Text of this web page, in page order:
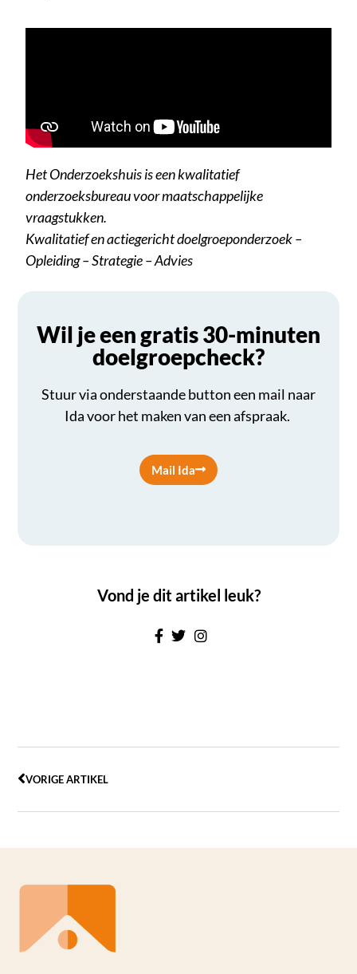
Het Onderzoekshuis is een kwalitatief
onderzoeksbureau voor maatschappelijke
vraagstukken.
Kwalitatief en actiegericht doelgroeponderzoek –
Opleiding – Strategie – Advies
Wil je een gratis 30-minuten
doelgroepcheck?
Stuur via onderstaande button een mail naar
Ida voor het maken van een afspraak.
Mail Ida
Vond je dit artikel leuk?
VORIGE ARTIKEL